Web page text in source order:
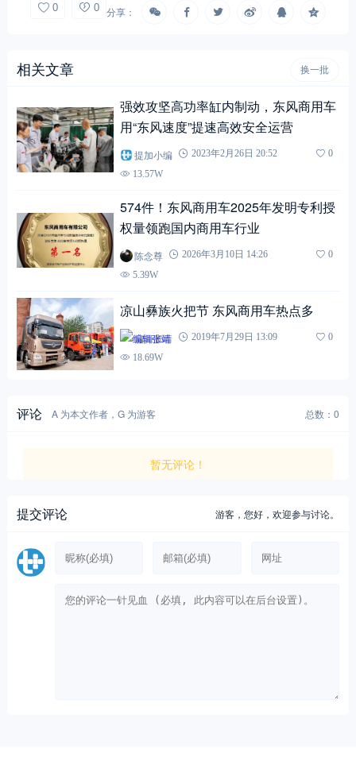
0 0 分享：
相关文章 换一批
强效攻坚高功率缸内制动，东风商用车
用“东风速度”提速高效安全运营
提加小编 2023年2月26日 20:52
0
13.57W
574件！东风商用车2025年发明专利授
权量领跑国内商用车行业
陈念尊 2026年3月10日 14:26
0
5.39W
凉山彝族火把节 东风商用车热点多
编辑张靖 2019年7月29日 13:09
0
18.69W
评论 A 为本文作者，G 为游客 总数：0
暂无评论！
提交评论 游客，您好，欢迎参与讨论。